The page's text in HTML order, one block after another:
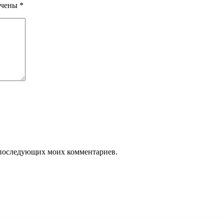
*
моих комментариев.